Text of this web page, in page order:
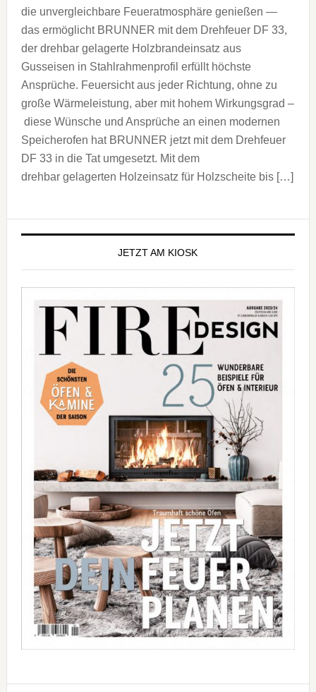
die unvergleichbare Feueratmosphäre genießen —
das ermöglicht BRUNNER mit dem Drehfeuer DF 33,
der drehbar gelagerte Holzbrandeinsatz aus
Gusseisen in Stahlrahmenprofil erfüllt höchste
Ansprüche. Feuersicht aus jeder Richtung, ohne zu
große Wärmeleistung, aber mit hohem Wirkungsgrad –
diese Wünsche und Ansprüche an einen modernen
Speicherofen hat BRUNNER jetzt mit dem Drehfeuer
DF 33 in die Tat umgesetzt. Mit dem
drehbar gelagerten Holzeinsatz für Holzscheite bis […]
Seitenspalte
JETZT AM KIOSK